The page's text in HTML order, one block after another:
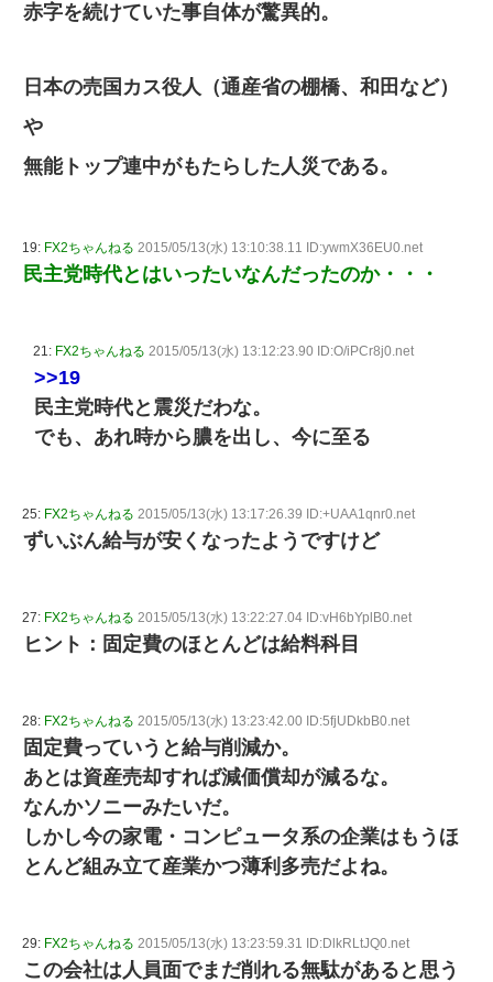
赤字を続けていた事自体が驚異的。
日本の売国カス役人（通産省の棚橋、和田など）
や
無能トップ連中がもたらした人災である。
19: FX2ちゃんねる 2015/05/13(水) 13:10:38.11 ID:ywmX36EU0.net
民主党時代とはいったいなんだったのか・・・
21: FX2ちゃんねる 2015/05/13(水) 13:12:23.90 ID:O/iPCr8j0.net
>>19
民主党時代と震災だわな。
でも、あれ時から膿を出し、今に至る
25: FX2ちゃんねる 2015/05/13(水) 13:17:26.39 ID:+UAA1qnr0.net
ずいぶん給与が安くなったようですけど
27: FX2ちゃんねる 2015/05/13(水) 13:22:27.04 ID:vH6bYplB0.net
ヒント：固定費のほとんどは給料科目
28: FX2ちゃんねる 2015/05/13(水) 13:23:42.00 ID:5fjUDkbB0.net
固定費っていうと給与削減か。
あとは資産売却すれば減価償却が減るな。
なんかソニーみたいだ。
しかし今の家電・コンピュータ系の企業はもうほ
とんど組み立て産業かつ薄利多売だよね。
29: FX2ちゃんねる 2015/05/13(水) 13:23:59.31 ID:DlkRLtJQ0.net
この会社は人員面でまだ削れる無駄があると思う